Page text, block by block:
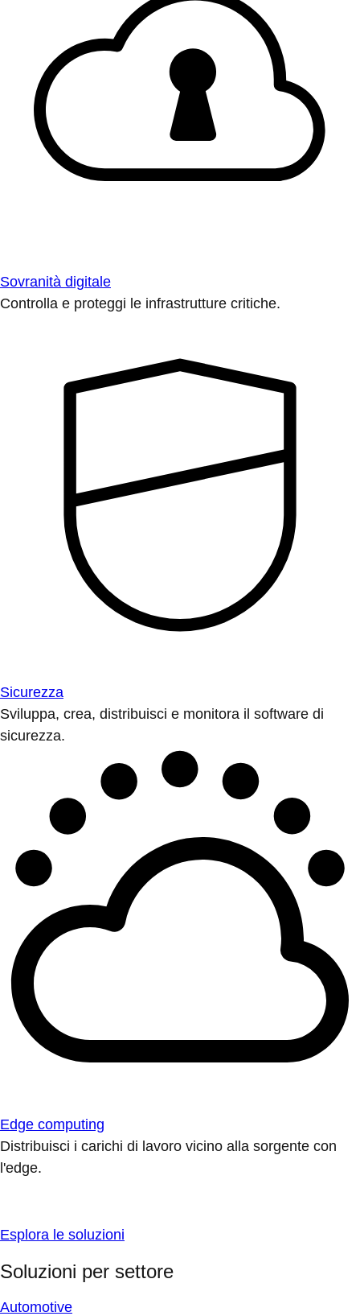
Sovranità digitale
Controlla e proteggi le infrastrutture critiche.
Sicurezza
Sviluppa, crea, distribuisci e monitora il software di
sicurezza.
Edge computing
Distribuisci i carichi di lavoro vicino alla sorgente con
l'edge.
Esplora le soluzioni
Soluzioni per settore
Automotive